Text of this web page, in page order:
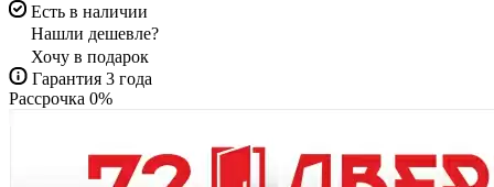
Есть в наличии
Нашли дешевле?
Хочу в подарок
Гарантия 3 года
Рассрочка 0%